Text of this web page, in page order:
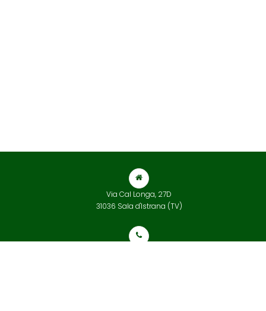
Via Cal Longa, 27D
31036 Sala d'Istrana (TV)